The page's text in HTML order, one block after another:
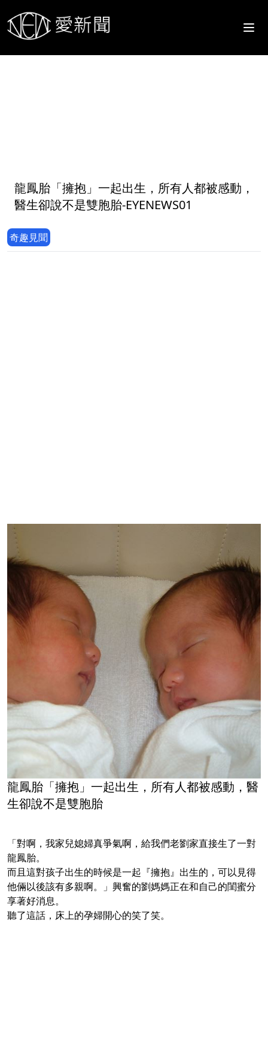
龍鳳胎「擁抱」一起出生，所有人都被感動，
醫生卻說不是雙胞胎-EYENEWS01
奇趣見聞
龍鳳胎「擁抱」一起出生，所有人都被感動，醫
生卻說不是雙胞胎
「對啊，我家兒媳婦真爭氣啊，給我們老劉家直接生了一對
龍鳳胎。
而且這對孩子出生的時候是一起『擁抱』出生的，可以見得
他倆以後該有多親啊。」興奮的劉媽媽正在和自己的閨蜜分
享著好消息。
聽了這話，床上的孕婦開心的笑了笑。